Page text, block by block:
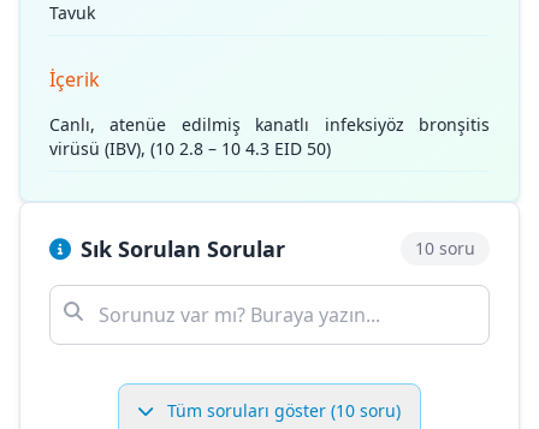
Tavuk
İçerik
Canlı, atenüe edilmiş kanatlı infeksiyöz bronşitis
virüsü (IBV), (10 2.8 – 10 4.3 EID 50)
Sık Sorulan Sorular 10 soru
Tüm soruları göster (10 soru)